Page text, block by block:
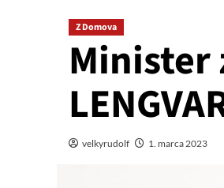
Z Domova
velkyrudolf 1. marca 2023